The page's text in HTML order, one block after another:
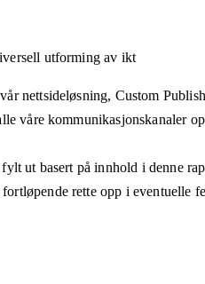
utforming av ikt
nettsideløsning, Custom
våre kommunikasjonskanaler
ut basert på innhold i denne
rette opp i eventuelle